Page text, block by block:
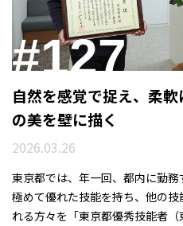
#127
自然を感覚で捉え、柔軟
の美を壁に描く
2026.03.26
東京都では、年一回、都内に勤務
極めて優れた技能を持ち、他の技
れる方々を「東京都優秀技能者（